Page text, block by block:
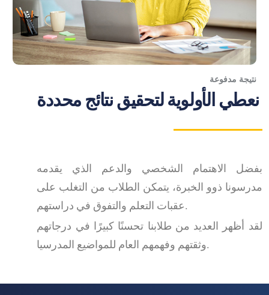
نتيجة مدفوعة
نعطي الأولوية لتحقيق نتائج محددة
بفضل الاهتمام الشخصي والدعم الذي يقدمه
مدرسونا ذوو الخبرة، يتمكن الطلاب من التغلب على
عقبات التعلم والتفوق في دراستهم.
لقد أظهر العديد من طلابنا تحسنًا كبيرًا في درجاتهم
وثقتهم وفهمهم العام للمواضيع المدرسيا.